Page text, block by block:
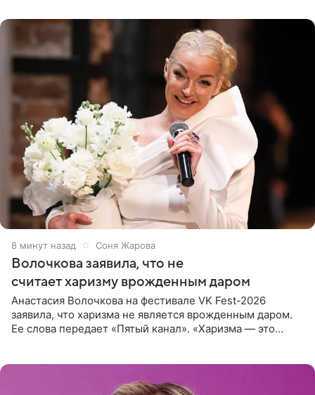
8 минут назад Соня Жарова
Волочкова заявила, что не
считает харизму врожденным даром
Анастасия Волочкова на фестивале VK Fest-2026
заявила, что харизма не является врожденным даром.
Ее слова передает «Пятый канал». «Харизма — это